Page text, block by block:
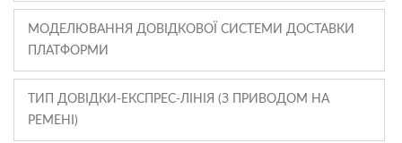
МОДЕЛЮВАННЯ ДОВІДКОВОЇ СИСТЕМИ ДОСТАВКИ
ПЛАТФОРМИ
ТИП ДОВІДКИ-ЕКСПРЕС-ЛІНІЯ (З ПРИВОДОМ НА
РЕМЕНІ)